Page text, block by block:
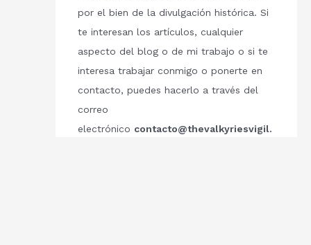
por el bien de la divulgación histórica. Si
te interesan los artículos, cualquier
aspecto del blog o de mi trabajo o si te
interesa trabajar conmigo o ponerte en
contacto, puedes hacerlo a través del
correo
electrónico contacto@thevalkyriesvigil.